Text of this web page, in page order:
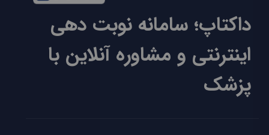
داکتاپ؛ سامانه نوبت دهی
اینترنتی و مشاوره آنلاین با
پزشک